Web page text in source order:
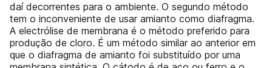
daí decorrentes para o ambiente. O segundo método
tem o inconveniente de usar amianto como diafragma.
A electrólise de membrana é o método preferido para
produção de cloro. É um método similar ao anterior em
que o diafragma de amianto foi substituído por uma